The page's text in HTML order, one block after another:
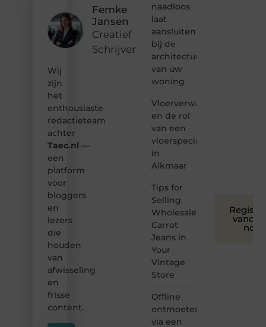
Femke
Jansen
Creatief
Schrijver
Wij
zijn
het
enthousiaste
redactieteam
achter
Taec.nl —
een
platform
voor
bloggers
en
lezers
die
houden
van
afwisseling
en
frisse
content.
naadloos
laat
aansluiten
bij de
architectuur
van uw
woning
Vloerverwarming
en de rol
van een
vloerspecialist
in
Alkmaar
Tips for
Selling
Wholesale
Carrot
Jeans in
Your
Vintage
Store
Offline
ontmoeten
via een
nog